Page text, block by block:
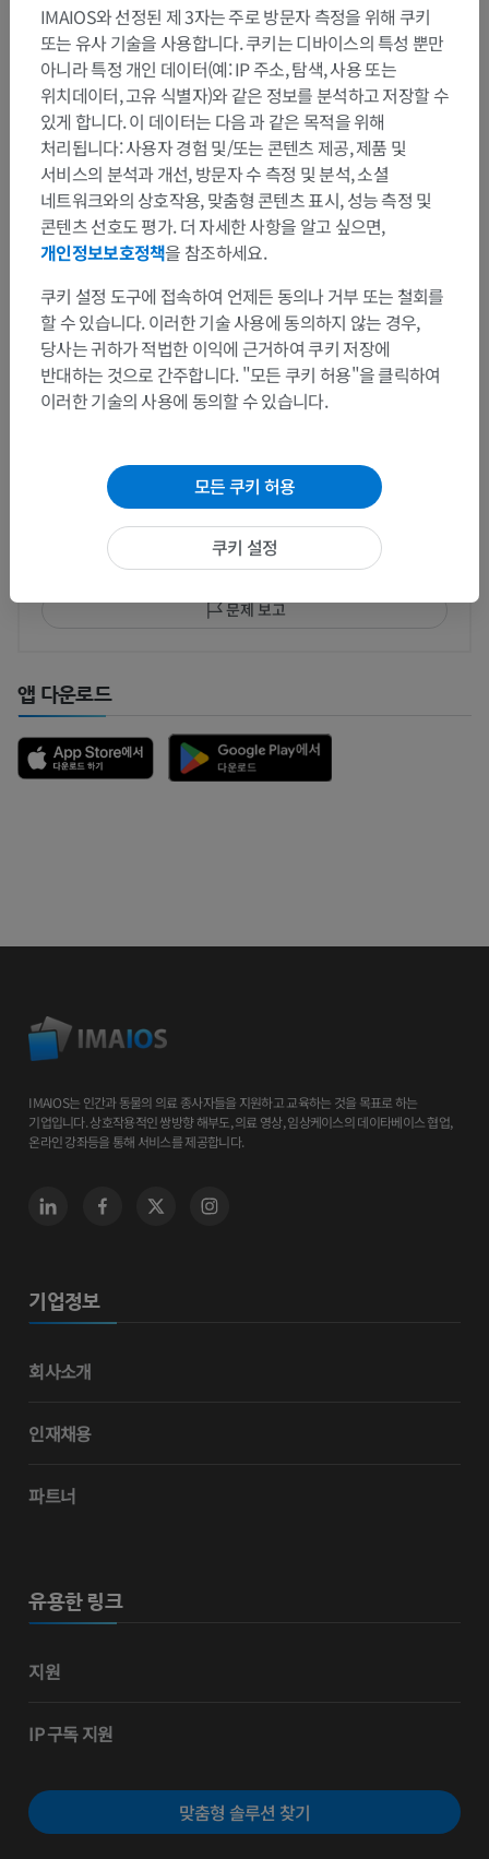
복장선
복장옆선
빗장중간선
젖꼭지선
앞겨드랑선
중간겨드랑선
뒤겨드랑선
더 보기
번역
문제를 발견하셨나요?
수정이나, 번역 또는 콘텐츠 개선에 제안이 있으면 언제든
연락 주세요.
문제 보고
앱 다운로드
IMAIOS는 인간과 동물의 의료 종사자들을 지원하고 교육하는 것을 목표로 하는
기업입니다. 상호작용적인 쌍방향 해부도, 의료 영상, 임상케이스의 데이타베이스 협업,
온라인 강좌등을 통해 서비스를 제공합니다.
기업정보
회사소개
인재채용
파트너
유용한 링크
지원
IP 구독 지원
맞춤형 솔루션 찾기
IMAIOS와 선정된 제 3자는 주로 방문자 측정을 위해 쿠키
또는 유사 기술을 사용합니다. 쿠키는 디바이스의 특성 뿐만
아니라 특정 개인 데이터(예: IP 주소, 탐색, 사용 또는
위치데이터, 고유 식별자)와 같은 정보를 분석하고 저장할 수
있게 합니다. 이 데이터는 다음 과 같은 목적을 위해
처리됩니다: 사용자 경험 및/또는 콘텐츠 제공, 제품 및
서비스의 분석과 개선, 방문자 수 측정 및 분석, 소셜
네트워크와의 상호작용, 맞춤형 콘텐츠 표시, 성능 측정 및
콘텐츠 선호도 평가. 더 자세한 사항을 알고 싶으면,
개인정보보호정책을 참조하세요.
쿠키 설정 도구에 접속하여 언제든 동의나 거부 또는 철회를
할 수 있습니다. 이러한 기술 사용에 동의하지 않는 경우,
당사는 귀하가 적법한 이익에 근거하여 쿠키 저장에
반대하는 것으로 간주합니다. "모든 쿠키 허용"을 클릭하여
이러한 기술의 사용에 동의할 수 있습니다.
모든 쿠키 허용
쿠키 설정